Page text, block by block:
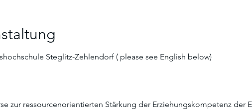
Steglitz-Zehlendorf ( please see English below)
zur ressourcenorientierten Stärkung der Erziehungskompetenz der